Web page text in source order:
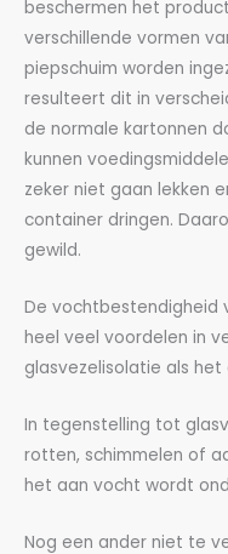
beschermen het
verschillende vormen
piepschuim worden
resulteert dit in
de normale kartonnen
kunnen
zeker niet gaan lekken
container dringen.
gewild.
De vochtbestendigheid
heel veel voordelen in
glasvezelisolatie als
In tegenstelling tot
rotten, schimmelen of
het aan vocht wordt
Nog een ander niet te